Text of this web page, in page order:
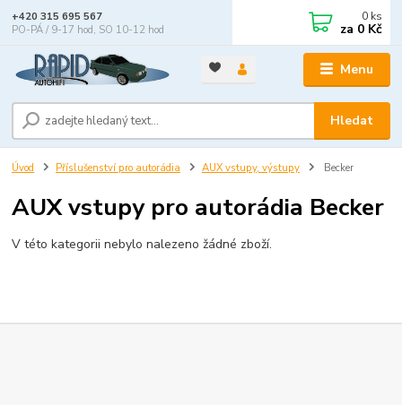
Menu
Hledat
+420 315 695 567
PO-PÁ / 9-17 hod, SO 10-12 hod
0 ks
za 0 Kč
Úvod Příslušenství pro autorádia AUX vstupy, výstupy Becker
AUX vstupy pro autorádia Becker
V této kategorii nebylo nalezeno žádné zboží.